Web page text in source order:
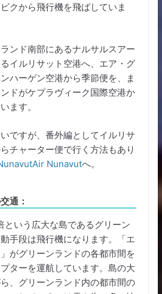
クから飛行機を飛ばしていま
ンド南部にあるナルサルスアー
イルリサット空港へ、エア・グ
ハーゲン空港から季節便を、ま
ドがケプラヴィーク国際空港か
ます。
ですが、番外編としてイルリサ
チャーター便で行く方法もあり
Air Nunavutへ。
通：
という広大な島であるグリーン
手段は飛行機になります。「エ
がグリーンランドの各都市間を
ターを運航しています。島の大
、グリーンランド内の都市間の